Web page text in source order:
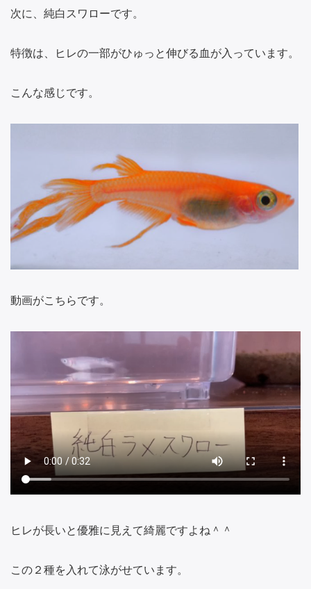
次に、純白スワローです。
特徴は、ヒレの一部がひゅっと伸びる血が入っています。
こんな感じです。
動画がこちらです。
ヒレが長いと優雅に見えて綺麗ですよね＾＾
この２種を入れて泳がせています。